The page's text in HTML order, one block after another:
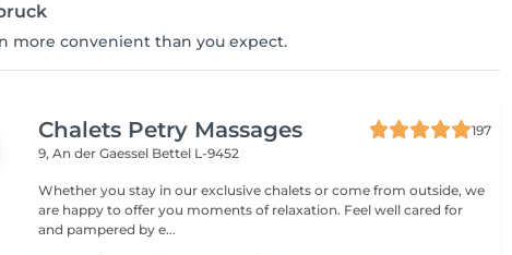
more convenient than you expect.
Chalets Petry Massages
197
9, An der Gaessel Bettel L-9452
Whether you stay in our exclusive chalets or come from outside, we
are happy to offer you moments of relaxation. Feel well cared for
and pampered by e...